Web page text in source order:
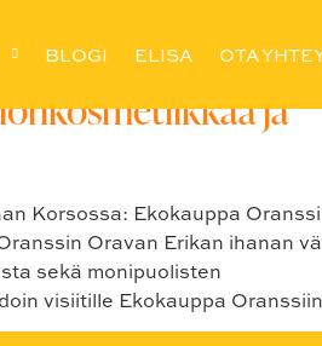
BLOGI ELISA OTA
ja
Korsossa: Ekokauppa
Oravan Erikan ihanan
sekä monipuolisten
visiitille Ekokauppa